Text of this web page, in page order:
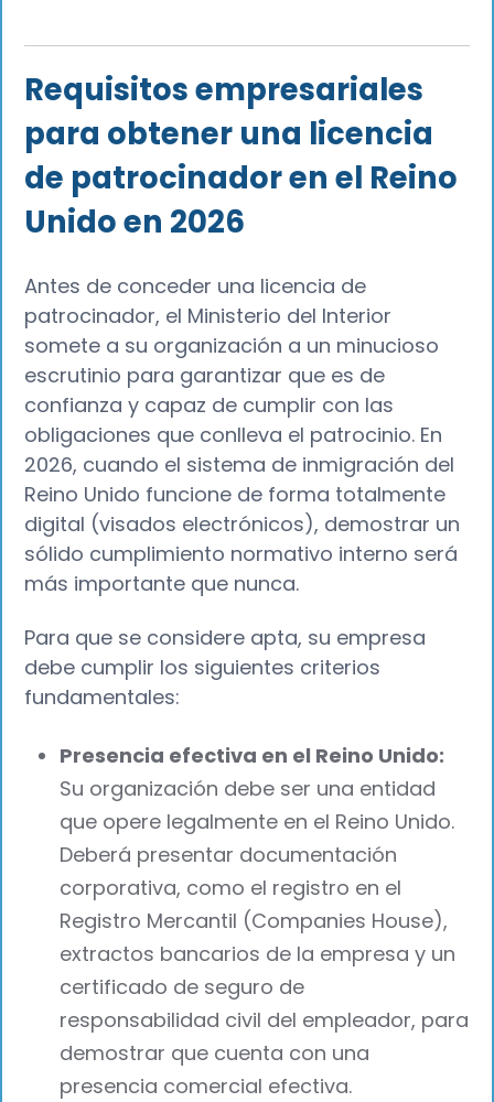
Requisitos empresariales
para obtener una licencia
de patrocinador en el Reino
Unido en 2026
Antes de conceder una licencia de
patrocinador, el Ministerio del Interior
somete a su organización a un minucioso
escrutinio para garantizar que es de
confianza y capaz de cumplir con las
obligaciones que conlleva el patrocinio. En
2026, cuando el sistema de inmigración del
Reino Unido funcione de forma totalmente
digital (visados electrónicos), demostrar un
sólido cumplimiento normativo interno será
más importante que nunca.
Para que se considere apta, su empresa
debe cumplir los siguientes criterios
fundamentales:
Presencia efectiva en el Reino Unido:
Su organización debe ser una entidad
que opere legalmente en el Reino Unido.
Deberá presentar documentación
corporativa, como el registro en el
Registro Mercantil (Companies House),
extractos bancarios de la empresa y un
certificado de seguro de
responsabilidad civil del empleador, para
demostrar que cuenta con una
presencia comercial efectiva.